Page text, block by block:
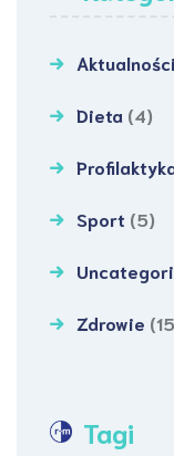
Aktualności
Dieta (4)
Sport (5)
Zdrowie
Tagi